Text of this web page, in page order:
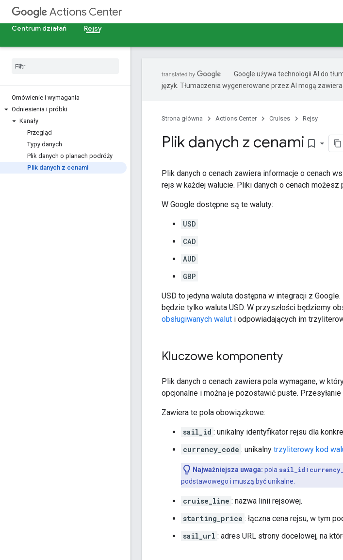
Actions Center
Centrum działań
Rejsy
Omówienie i wymagania
Odniesienia i próbki
Kanały
Przegląd
Typy danych
Plik danych o planach podróży
Plik danych z cenami
Google używa technologii AI do
język. Tłumaczenia wygenerowane przez AI mogą
Strona główna Actions Center Cruises Rejsy
Plik danych z cenami bookmark_border
Plik danych o cenach zawiera informacje o cenach
rejs w każdej walucie. Pliki danych o cenach możesz
W Google dostępne są te waluty:
USD
CAD
AUD
GBP
USD to jedyna waluta dostępna w integracji z
będzie tylko waluta USD. W przyszłości będziemy
obsługiwanych walut i odpowiadających im
Kluczowe komponenty
Plik danych o cenach zawiera pola wymagane, w
opcjonalne i można je pozostawić puste.
Zawiera te pola obowiązkowe:
sail_id : unikalny identyfikator rejsu dla
currency_code : unikalny trzyliterowy kod
Najważniejsza uwaga: pola sail_id i
podstawowego i muszą być unikalne.
cruise_line : nazwa linii rejsowej.
starting_price : łączna cena rejsu, w tym
sail_url : adres URL strony docelowej, na